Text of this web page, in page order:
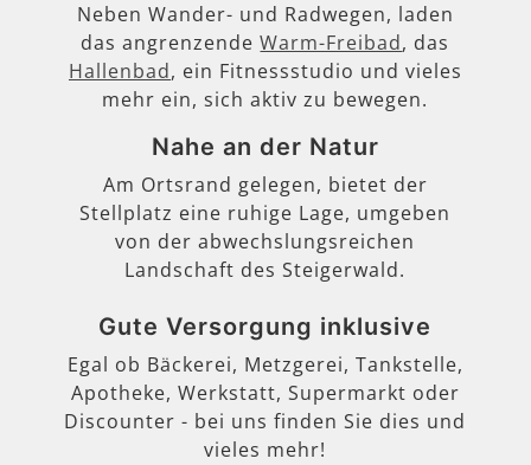
Neben Wander- und Radwegen, laden
das angrenzendeWarm-Freibad, das
Hallenbad, ein Fitnessstudio und vieles
mehr ein, sich aktiv zu bewegen.
Nahe an der Natur
Am Ortsrand gelegen, bietet der
Stellplatz eine ruhige Lage, umgeben
von der abwechslungsreichen
Landschaft des Steigerwald.
Gute Versorgung inklusive
Egal ob Bäckerei, Metzgerei, Tankstelle,
Apotheke, Werkstatt, Supermarkt oder
Discounter - bei uns finden Sie dies und
vieles mehr!